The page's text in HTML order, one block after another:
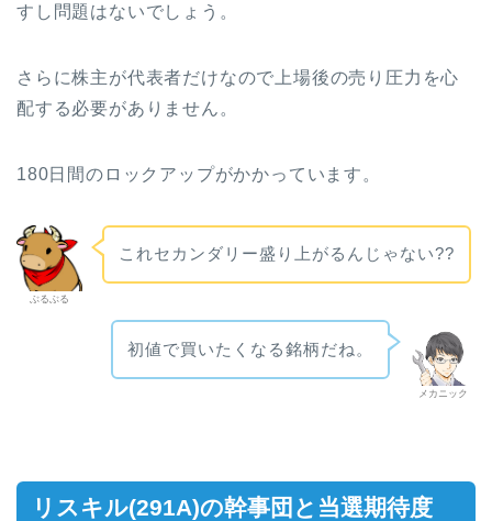
すし問題はないでしょう。
さらに株主が代表者だけなので上場後の売り圧力を心
配する必要がありません。
180日間のロックアップがかかっています。
ぶるぶる
これセカンダリー盛り上がるんじゃない??
メカニック
初値で買いたくなる銘柄だね。
リスキル(291A)の幹事団と当選期待度